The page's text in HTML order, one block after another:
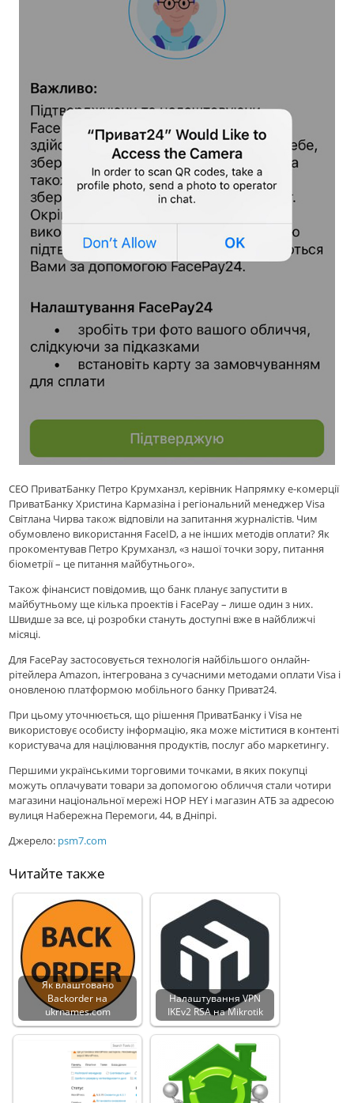
СЕО ПриватБанку Петро Крумханзл, керівник Напрямку е-комерції
ПриватБанку Христина Кармазіна і регіональний менеджер Visa
Світлана Чирва також відповіли на запитання журналістів. Чим
обумовлено використання FaceID, а не інших методів оплати? Як
прокоментував Петро Крумханзл, «з нашої точки зору, питання
біометрії – це питання майбутнього».
Також фінансист повідомив, що банк планує запустити в
майбутньому ще кілька проектів і FacePay – лише один з них.
Швидше за все, ці розробки стануть доступні вже в найближчі
місяці.
Для FacePay застосовується технологія найбільшого онлайн-
рітейлера Amazon, інтегрована з сучасними методами оплати Visa і
оновленою платформою мобільного банку Приват24.
При цьому уточнюється, що рішення ПриватБанку і Visa не
використовує особисту інформацію, яка може міститися в контенті
користувача для націлювання продуктів, послуг або маркетингу.
Першими українськими торговими точками, в яких покупці
можуть оплачувати товари за допомогою обличчя стали чотири
магазини національної мережі HOP HEY і магазин АТБ за адресою
вулиця Набережна Перемоги, 44, в Дніпрі.
Джерело: psm7.com
Читайте также
Як влаштовано
Backorder на
ukrnames.com
Налаштування VPN
IKEv2 RSA на Mikrotik